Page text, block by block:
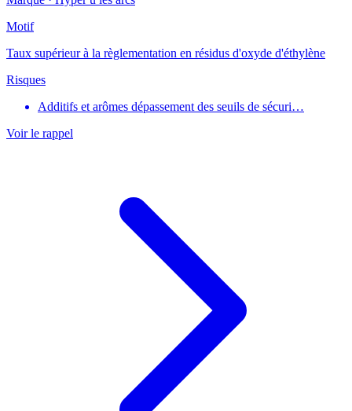
Motif
Taux supérieur à la règlementation en résidus d'oxyde d'éthylène
Risques
Additifs et arômes dépassement des seuils de sécuri…
Voir le rappel